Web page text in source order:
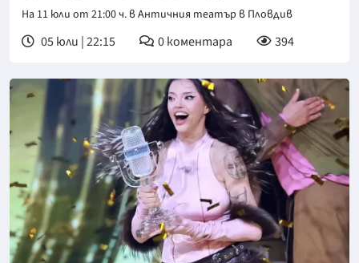
На 11 юли от 21:00 ч. в Античния театър в Пловдив
05 юли | 22:15 0коментара 394